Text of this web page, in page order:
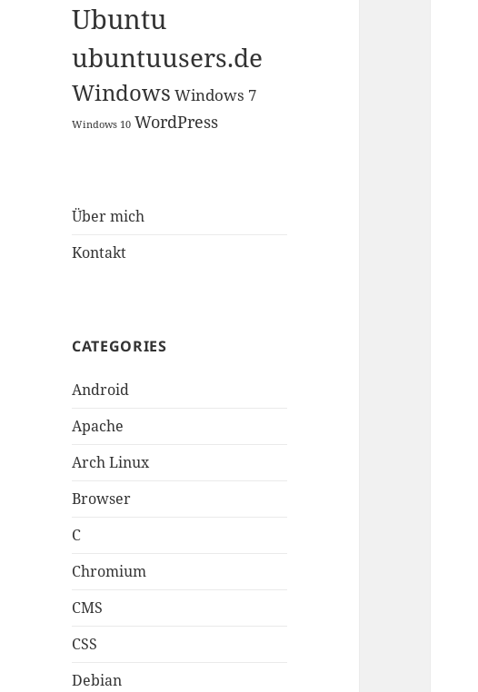
Ubuntu
ubuntuusers.de
Windows Windows 7
Windows 10 WordPress
Über mich
Kontakt
CATEGORIES
Android
Apache
Arch Linux
Browser
C
Chromium
CMS
CSS
Debian